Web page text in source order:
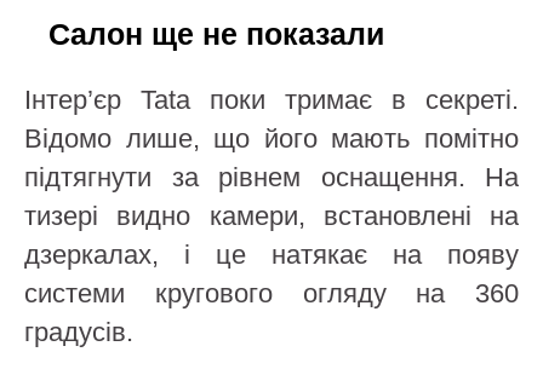
Салон ще не показали
Інтер’єр Tata поки тримає в секреті.
Відомо лише, що його мають помітно
підтягнути за рівнем оснащення. На
тизері видно камери, встановлені на
дзеркалах, і це натякає на появу
системи кругового огляду на 360
градусів.